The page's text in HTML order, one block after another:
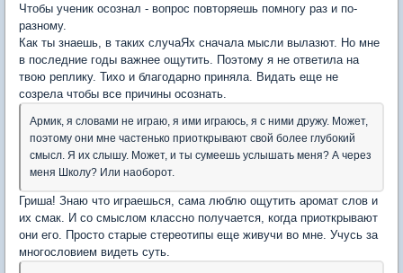
Чтобы ученик осознал - вопрос повторяешь помногу раз и по-
разному.
Как ты знаешь, в таких случаЯх сначала мысли вылазют. Но мне
в последние годы важнее ощутить. Поэтому я не ответила на
твою реплику. Тихо и благодарно приняла. Видать еще не
созрела чтобы все причины осознать.
Армик, я словами не играю, я ими играюсь, я с ними дружу. Может,
поэтому они мне частенько приоткрывают свой более глубокий
смысл. Я их слышу. Может, и ты сумеешь услышать меня? А через
меня Школу? Или наоборот.
Гриша! Знаю что играешься, сама люблю ощутить аромат слов и
их смак. И со смыслом классно получается, когда приоткрывают
они его. Просто старые стереотипы еще живучи во мне. Учусь за
многословием видеть суть.